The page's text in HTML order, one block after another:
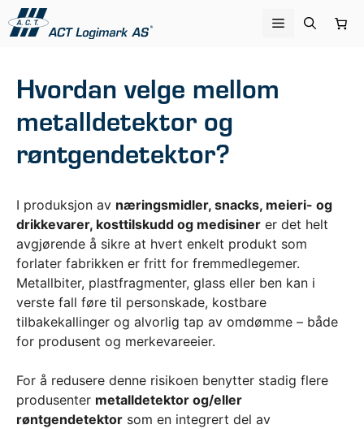
Hopp
til
Meny
Hvordan velge mellom
metalldetektor og
røntgendetektor?
​I produksjon av næringsmidler, snacks, meieri- og
drikkevarer, kosttilskudd og medisiner er det helt
avgjørende å sikre at hvert enkelt produkt som
forlater fabrikken er fritt for fremmedlegemer.
Metallbiter, plastfragmenter, glass eller ben kan i
verste fall føre til personskade, kostbare
tilbakekallinger og alvorlig tap av omdømme – både
for produsent og merkevareeier.
For å redusere denne risikoen benytter stadig flere
produsenter metalldetektor og/eller
røntgendetektor som en integrert del av